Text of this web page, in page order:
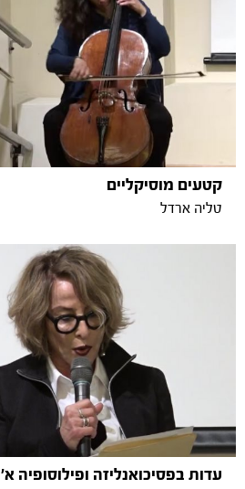
קטעים מוסיקליים
טליה ארדל
עדות בפסיכואנליזה ופילוסופיה א'